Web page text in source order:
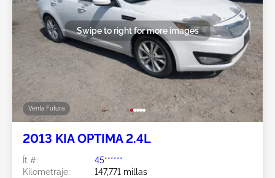
Venta Futura
Swipe to right for more images
2013 KIA OPTIMA 2.4L
Ít #:
45******
Kilometraje:
147,771 millas